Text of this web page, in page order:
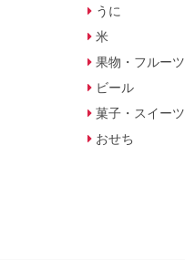
うに
米
果物・フルーツ
ビール
菓子・スイーツ
おせち